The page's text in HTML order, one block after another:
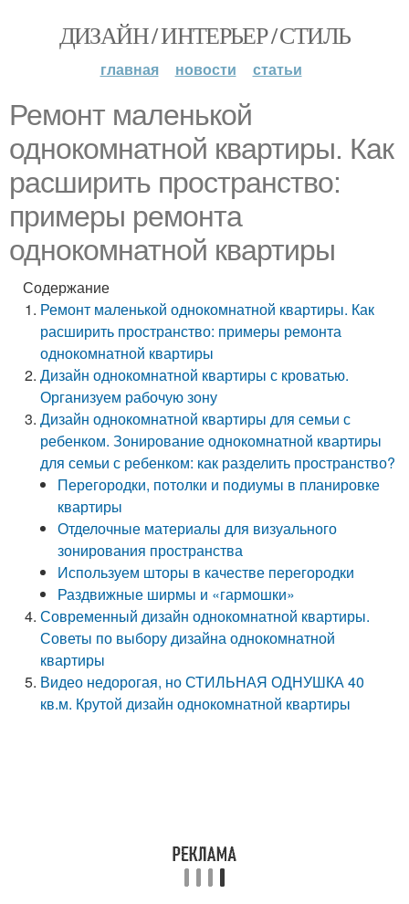
ДИЗАЙН / ИНТЕРЬЕР / СТИЛЬ
главная новости статьи
Ремонт маленькой
однокомнатной квартиры. Как
расширить пространство:
примеры ремонта
однокомнатной квартиры
Содержание
Ремонт маленькой однокомнатной квартиры. Как
расширить пространство: примеры ремонта
однокомнатной квартиры
Дизайн однокомнатной квартиры с кроватью.
Организуем рабочую зону
Дизайн однокомнатной квартиры для семьи с
ребенком. Зонирование однокомнатной квартиры
для семьи с ребенком: как разделить пространство?
Перегородки, потолки и подиумы в планировке
квартиры
Отделочные материалы для визуального
зонирования пространства
Используем шторы в качестве перегородки
Раздвижные ширмы и «гармошки»
Современный дизайн однокомнатной квартиры.
Советы по выбору дизайна однокомнатной
квартиры
Видео недорогая, но СТИЛЬНАЯ ОДНУШКА 40
кв.м. Крутой дизайн однокомнатной квартиры